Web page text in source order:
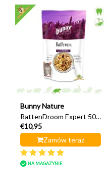
Bunny Nature
RattenDroom Expert 500
gramów karmy dla
szczurów
€10,95
Zamów teraz
NA MAGAZYNIE